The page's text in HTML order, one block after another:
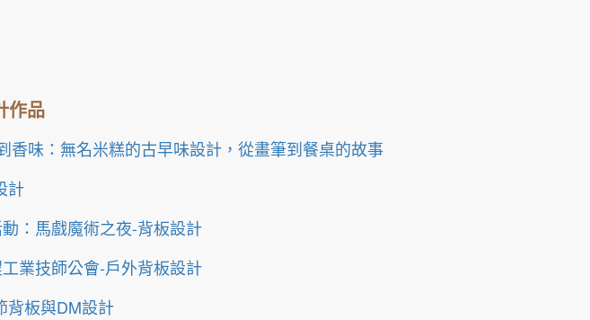
作品
香味：無名米糕的古早味設計，從畫筆到餐桌的故事
計
：馬戲魔術之夜-背板設計
業技師公會-戶外背板設計
背板與DM設計